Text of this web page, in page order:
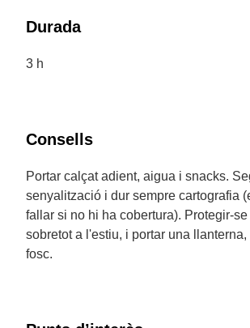
Durada
3 h
Consells
Portar calçat adient, aigua i snacks.
senyalització i dur sempre cartografia
fallar si no hi ha cobertura). Protegir-
sobretot a l'estiu, i portar una llanterna,
fosc.